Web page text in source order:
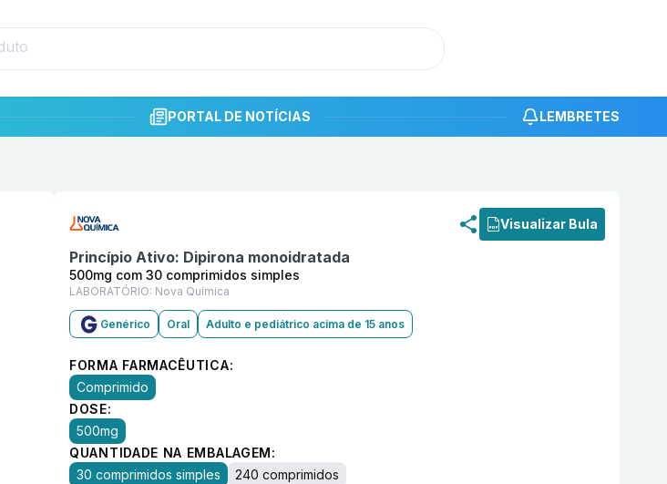
PORTAL DE NOTÍCIAS LEMBRETES
Visualizar Bula
Princípio Ativo: Dipirona monoidratada
500mg com 30 comprimidos simples
LABORATÓRIO: Nova Química
Genérico Oral Adulto e pediátrico acima de 15 anos
FORMA FARMACÊUTICA:
Comprimido
DOSE:
500mg
QUANTIDADE NA EMBALAGEM:
30 comprimidos simples
240 comprimidos